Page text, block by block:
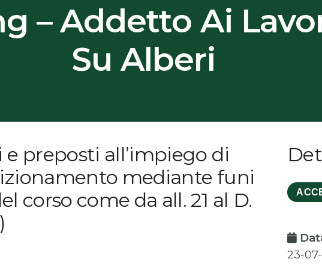
– Addetto Ai
Su Alberi
preposti all’impiego di
mediante funi
corso come da all. 21 al D.
23-